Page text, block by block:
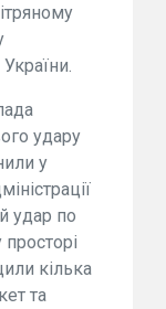
удару
у
удар по
кілька
та